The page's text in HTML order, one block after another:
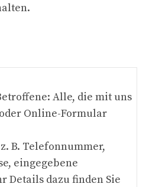
Alle, die mit uns
Online-Formular
B. Telefonnummer,
eingegebene
Details dazu finden Sie